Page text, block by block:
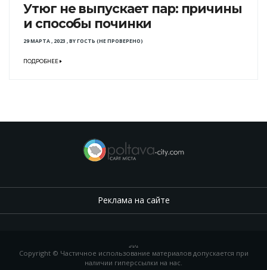
Утюг не выпускает пар: причины
и способы починки
29 МАРТА , 2023 ,BYГОСТЬ (НЕ ПРОВЕРЕНО)
ПОДРОБНЕЕ
Реклама на сайте
.,.,.
Copyright © Частичное использование материалов допускается при
наличии гиперссылки на нас.